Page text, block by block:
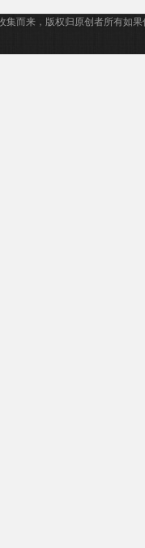
集而来，版权归原创者所有如